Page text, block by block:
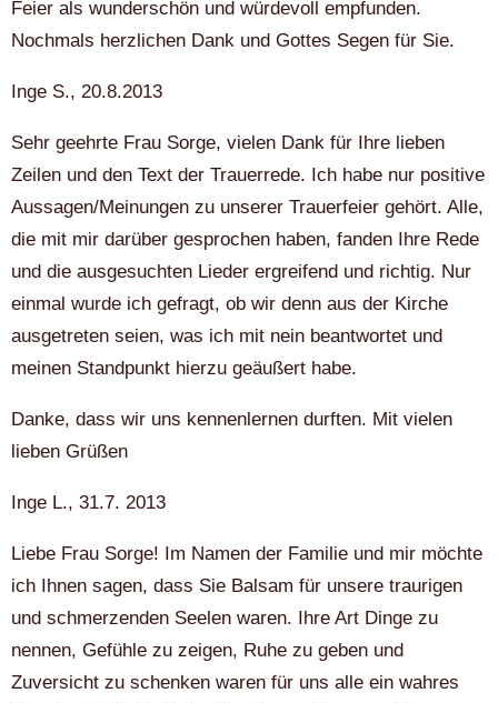
Feier als wunderschön und würdevoll empfunden.
Nochmals herzlichen Dank und Gottes Segen für Sie.
Inge S., 20.8.2013
Sehr geehrte Frau Sorge, vielen Dank für Ihre lieben
Zeilen und den Text der Trauerrede. Ich habe nur positive
Aussagen/Meinungen zu unserer Trauerfeier gehört. Alle,
die mit mir darüber gesprochen haben, fanden Ihre Rede
und die ausgesuchten Lieder ergreifend und richtig. Nur
einmal wurde ich gefragt, ob wir denn aus der Kirche
ausgetreten seien, was ich mit nein beantwortet und
meinen Standpunkt hierzu geäußert habe.
Danke, dass wir uns kennenlernen durften. Mit vielen
lieben Grüßen
Inge L., 31.7. 2013
Liebe Frau Sorge! Im Namen der Familie und mir möchte
ich Ihnen sagen, dass Sie Balsam für unsere traurigen
und schmerzenden Seelen waren. Ihre Art Dinge zu
nennen, Gefühle zu zeigen, Ruhe zu geben und
Zuversicht zu schenken waren für uns alle ein wahres